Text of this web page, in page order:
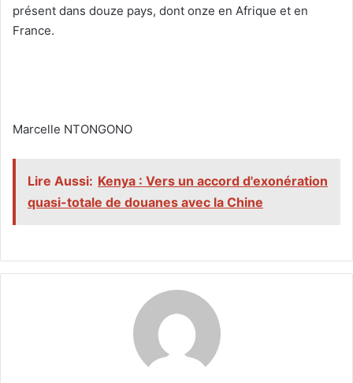
présent dans douze pays, dont onze en Afrique et en
France.
‎Marcelle NTONGONO
Lire Aussi: Kenya : Vers un accord d'exonération
quasi-totale de douanes avec la Chine